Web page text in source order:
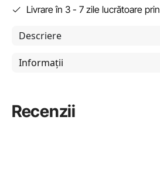
Livrare în 3 - 7 zile lucrătoare prin
Descriere
Informații
Recenzii